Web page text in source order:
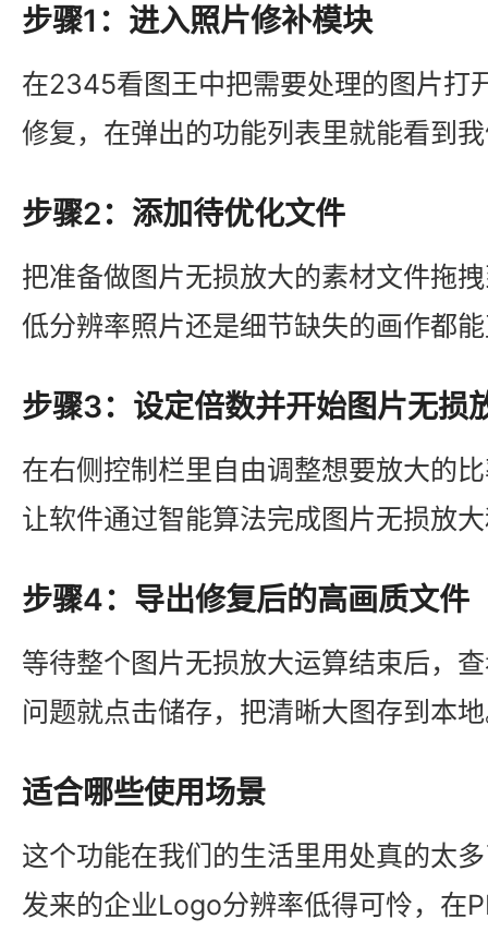
步骤1：进入照片修补模块
在2345看图王中把需要处理的图片打
修复，在弹出的功能列表里就能看到
步骤2：添加待优化文件
把准备做图片无损放大的素材文件拖
低分辨率照片还是细节缺失的画作都
步骤3：设定倍数并开始图片无损
在右侧控制栏里自由调整想要放大的
让软件通过智能算法完成图片无损放
步骤4：导出修复后的高画质文件
等待整个图片无损放大运算结束后，
问题就点击储存，把清晰大图存到本
适合哪些使用场景
这个功能在我们的生活里用处真的太
发来的企业Logo分辨率低得可怜，在